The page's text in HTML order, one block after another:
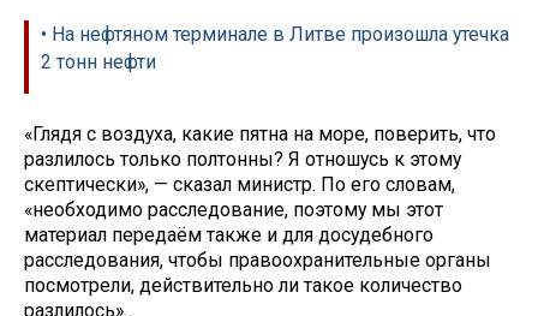
• На нефтяном терминале в Литве произошла утечка
2 тонн нефти
«Глядя с воздуха, какие пятна на море, поверить, что
разлилось только полтонны? Я отношусь к этому
скептически», — сказал министр. По его словам,
«необходимо расследование, поэтому мы этот
материал передаём также и для досудебного
расследования, чтобы правоохранительные органы
посмотрели, действительно ли такое количество
разлилось».